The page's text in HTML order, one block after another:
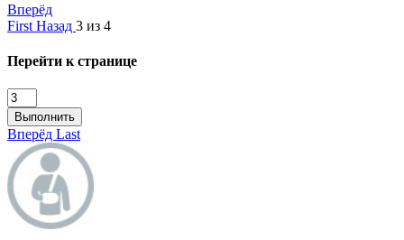
Вперёд
First Назад 3 из 4
Перейти к странице
Выполнить
Вперёд Last